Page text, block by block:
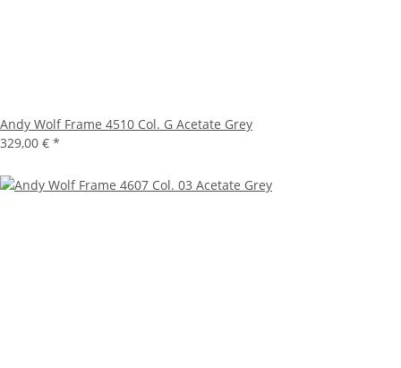
Andy Wolf Frame 4510 Col. G Acetate Grey
329,00 € *